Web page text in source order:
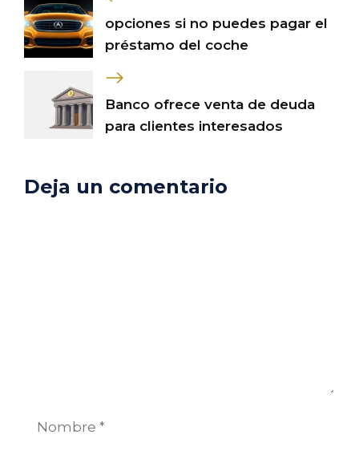
opciones si no puedes pagar el
préstamo del coche
Banco ofrece venta de deuda
para clientes interesados
Deja un comentario
Nombre